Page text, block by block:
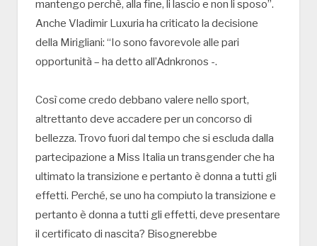
mantengo perchè, alla fine, li lascio e non li sposo”.
Anche Vladimir Luxuria ha criticato la decisione
della Mirigliani: “Io sono favorevole alle pari
opportunità – ha detto all’Adnkronos -.
Così come credo debbano valere nello sport,
altrettanto deve accadere per un concorso di
bellezza. Trovo fuori dal tempo che si escluda dalla
partecipazione a Miss Italia un transgender che ha
ultimato la transizione e pertanto è donna a tutti gli
effetti. Perché, se uno ha compiuto la transizione e
pertanto è donna a tutti gli effetti, deve presentare
il certificato di nascita? Bisognerebbe